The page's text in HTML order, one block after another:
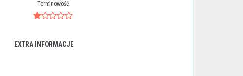
Terminowość
EXTRA INFORMACJE